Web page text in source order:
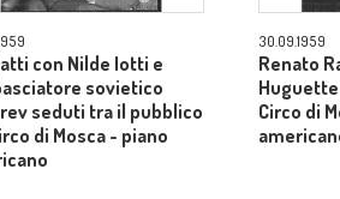
con Nilde Iotti e
sovietico
seduti tra il pubblico
di Mosca - piano
30.09.1959
Renato
Circo di